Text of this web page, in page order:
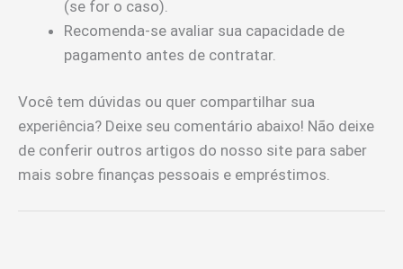
(se for o caso).
Recomenda-se avaliar sua capacidade de
pagamento antes de contratar.
Você tem dúvidas ou quer compartilhar sua
experiência? Deixe seu comentário abaixo! Não deixe
de conferir outros artigos do nosso site para saber
mais sobre finanças pessoais e empréstimos.